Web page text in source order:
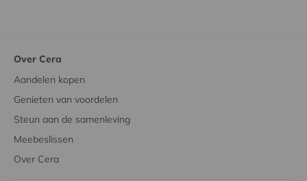
Over Cera
Aandelen kopen
Genieten van voordelen
Steun aan de samenleving
Meebeslissen
Over Cera